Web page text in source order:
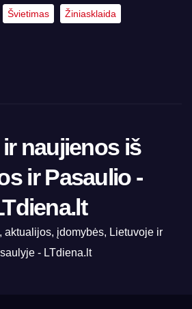
Švietimas Žiniasklaida
naujienos iš
ir Pasaulio -
aktualijos, įdomybės, Lietuvoje ir
- LTdiena.lt